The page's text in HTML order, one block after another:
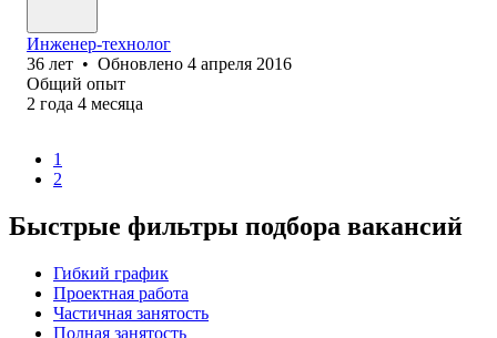
Инженер-технолог
36 лет • Обновлено 4 апреля 2016
Общий опыт
2 года 4 месяца
1
2
Быстрые фильтры подбора вакансий
Гибкий график
Проектная работа
Частичная занятость
Полная занятость